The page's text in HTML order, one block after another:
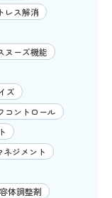
レス解消
ヌーズ機能
ズ
コントロール
ネジメント
体調整剤